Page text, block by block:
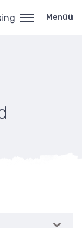
Menüü